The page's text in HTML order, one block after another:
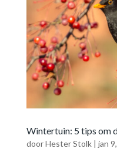
Wintertuin: 5 tips om
doorHester Stolk| jan